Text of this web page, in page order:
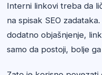
Interni linkovi treba da
na spisak SEO
dodatno objašnjenje,
samo da postoji, bolje